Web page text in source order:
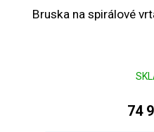
Bruska na spirálové
74